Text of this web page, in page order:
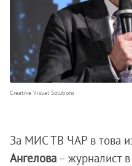
Creative Visual Solutions
За МИС ТВ ЧАР в това
Ангелова – журналист